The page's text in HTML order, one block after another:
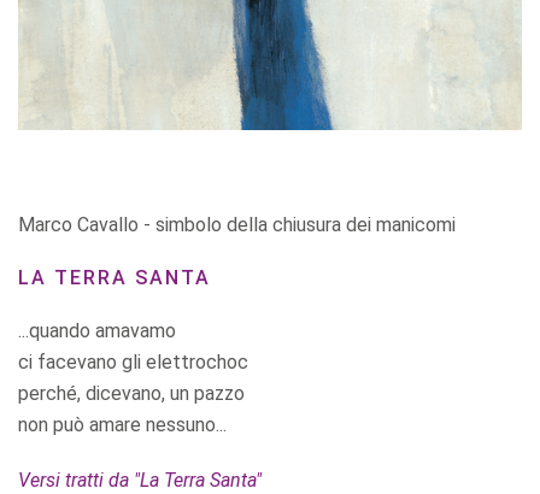
Marco Cavallo - simbolo della chiusura dei manicomi
LA TERRA SANTA
...quando amavamo
ci facevano gli elettrochoc
perché, dicevano, un pazzo
non può amare nessuno...
Versi tratti da "La Terra Santa"